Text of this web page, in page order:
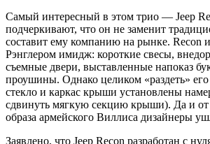
Самый интересный в этом трио — Jeep
подчеркивают, что он не заменит
составит ему компанию на рынке. Recon
Рэнглером имидж: короткие свесы,
съемные двери, выставленные напоказ
проушины. Однако целиком «раздеть» его
стекло и каркас крыши установлены
сдвинуть мягкую секцию крыши). Да и от
образа армейского Виллиса дизайнеры
Заявлено, что Jeep Recon разработан с